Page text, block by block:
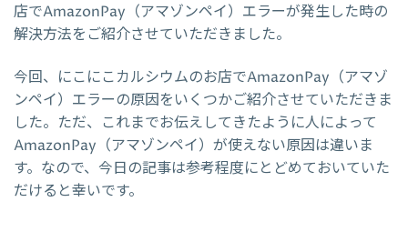
店でAmazonPay（アマゾンペイ）エラーが発生した時の
解決方法をご紹介させていただきました。
今回、にこにこカルシウムのお店でAmazonPay（アマゾ
ンペイ）エラーの原因をいくつかご紹介させていただきま
した。ただ、これまでお伝えしてきたように人によって
AmazonPay（アマゾンペイ）が使えない原因は違いま
す。なので、今日の記事は参考程度にとどめておいていた
だけると幸いです。